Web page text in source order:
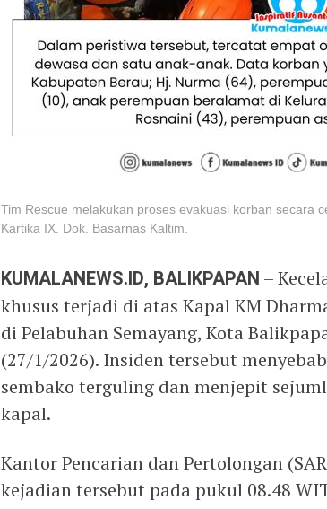
Tim Rescue melakukan proses evakuasi korban secara
Kartika IX. Dok. Basarnas Kaltim.
KUMALANEWS.ID, BALIKPAPAN –
khusus terjadi di atas Kapal KM
di Pelabuhan Semayang, Kota
(27/1/2026). Insiden tersebut
sembako terguling dan menjepit
kapal.
Kantor Pencarian dan Pertolongan
kejadian tersebut pada pukul 08.48